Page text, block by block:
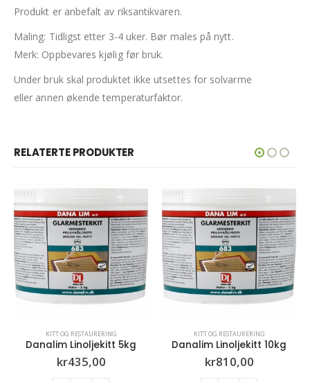
Produkt er anbefalt av riksantikvaren.
Maling: Tidligst etter 3-4 uker. Bør males på nytt.
Merk: Oppbevares kjølig før bruk.
Under bruk skal produktet ikke utsettes for solvarme
eller annen økende temperaturfaktor.
RELATERTE PRODUKTER
KITT OG RESTAURERING
Danalim Linoljekitt 10kg
kr810,00
KITT OG RESTAURERING,TILBEHØR
Kittkniv RO-3 Extra bred
kr325,00